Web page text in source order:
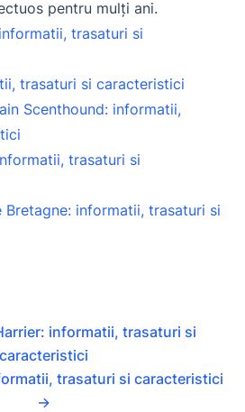
pentru mulți ani.
trasaturi si
trasaturi si caracteristici
Scenthound: informatii,
trasaturi si
Bretagne: informatii, trasaturi si
informatii, trasaturi si
caracteristici
trasaturi si caracteristici
→